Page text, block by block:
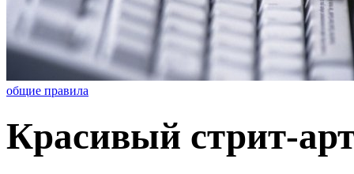
общие правила
Красивый стрит-